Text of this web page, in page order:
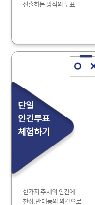
선출하는 방식의 투표
단일
안건투표
체험하기
한가지 주제의 안건에
찬성, 반대등의 의견으로